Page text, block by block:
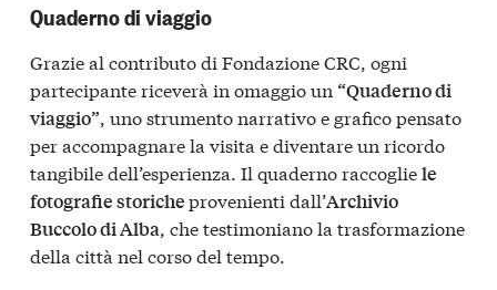
Quaderno di viaggio
Grazie al contributo di Fondazione CRC, ogni
partecipante riceverà in omaggio un “Quaderno di
viaggio” , uno strumento narrativo e grafico pensato
per accompagnare la visita e diventare un ricordo
tangibile dell’esperienza. Il quaderno raccogliele
fotografie storicheprovenienti dall’Archivio
Buccolo di Alba , che testimoniano la trasformazione
della città nel corso del tempo.